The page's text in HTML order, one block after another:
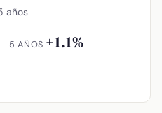
años
5 AÑOS +1.1%